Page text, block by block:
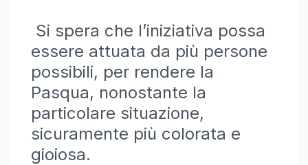
Si spera che l’iniziativa possa
essere attuata da più persone
possibili, per rendere la
Pasqua, nonostante la
particolare situazione,
sicuramente più colorata e
gioiosa.